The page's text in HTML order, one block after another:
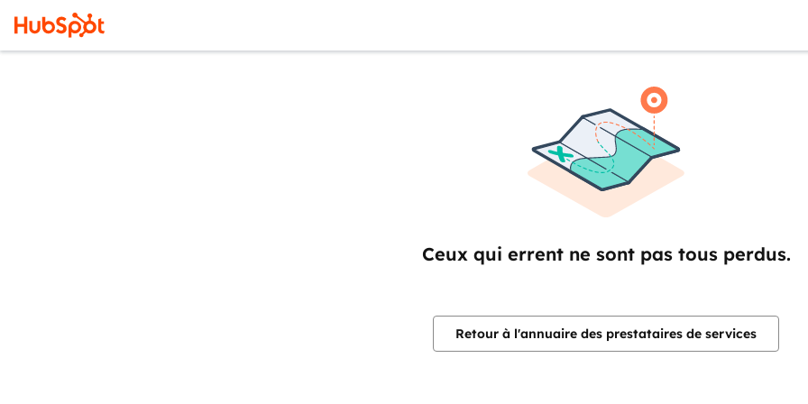
Ceux qui errent ne sont pas tous perdus.
Retour à l'annuaire des prestataires de services